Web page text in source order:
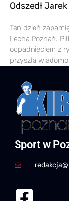
Odszedł
Ten dzień
Lecha Poznań.
odpadnięciem z
przyszła
Sport w